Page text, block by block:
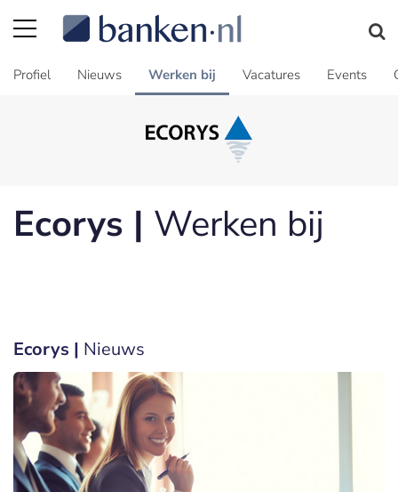
Profiel Nieuws Werken bij Vacatures Events
Ecorys | Werken bij
Ecorys | Nieuws